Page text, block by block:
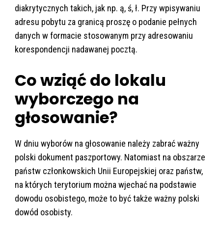
diakrytycznych takich, jak np. ą, ś, ł. Przy wpisywaniu
adresu pobytu za granicą proszę o podanie pełnych
danych w formacie stosowanym przy adresowaniu
korespondencji nadawanej pocztą.
Co wziąć do lokalu
wyborczego na
głosowanie?
W dniu wyborów na głosowanie należy zabrać ważny
polski dokument paszportowy. Natomiast na obszarze
państw członkowskich Unii Europejskiej oraz państw,
na których terytorium można wjechać na podstawie
dowodu osobistego, może to być także ważny polski
dowód osobisty.